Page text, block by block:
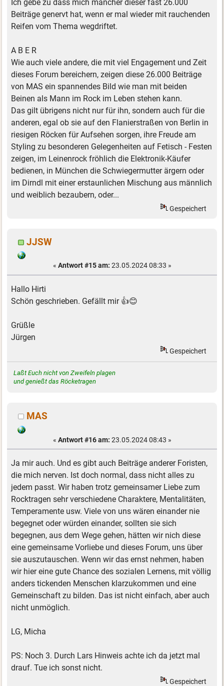
Ich gebe zu dass mich mancher dieser fast 26.000
Beiträge genervt hat, wenn er mal wieder mit rauchenden
Reifen vom Thema wegdriftet.
A B E R
Wie auch viele andere, die mit viel Engagement und Zeit
dieses Forum bereichern, zeigen diese 26.000 Beiträge
von MAS ein spannendes Bild wie man mit beiden
Beinen als Mann im Rock im Leben stehen kann.
Das gilt übrigens nicht nur für ihn, sondern auch für die
anderen, egal ob sie auf den Flanierstraßen von Berlin in
riesigen Röcken für Aufsehen sorgen, ihre Freude am
Styling zu besonderen Gelegenheiten auf Fetisch - Festen
zeigen, im Leinenrock fröhlich die Elektronik-Käufer
bedienen, in München die Schwiegermutter ärgern oder
im Dirndl mit einer erstaunlichen Mischung aus männlich
und weiblich bezaubern, oder...
Gespeichert
JJSW
« Antwort #15 am: 23.05.2024 08:33 »
Hallo Hirti
Schön geschrieben. Gefällt mir 👍😊
Grüßle
Jürgen
Gespeichert
Laßt Euch nicht von Zweifeln plagen
und genießt das Röcketragen
MAS
« Antwort #16 am: 23.05.2024 08:43 »
Ja mir auch. Und es gibt auch Beiträge anderer Foristen,
die mich nerven. Ist doch normal, dass nicht alles zu
jedem passt. Wir haben trotz gemeinsamer Liebe zum
Rocktragen sehr verschiedene Charaktere, Mentalitäten,
Temperamente usw. Viele von uns wären einander nie
begegnet oder würden einander, sollten sie sich
begegnen, aus dem Wege gehen, hätten wir nich diese
eine gemeinsame Vorliebe und dieses Forum, uns über
sie auszutauschen. Wenn wir das ernst nehmen, haben
wir hier eine gute Chance des sozialen Lernens, mit völlig
anders tickenden Menschen klarzukommen und eine
Gemeinschaft zu bilden. Das ist nicht einfach, aber auch
nicht unmöglich.
LG, Micha
PS: Noch 3. Durch Lars Hinweis achte ich da jetzt mal
drauf. Tue ich sonst nicht.
Gespeichert